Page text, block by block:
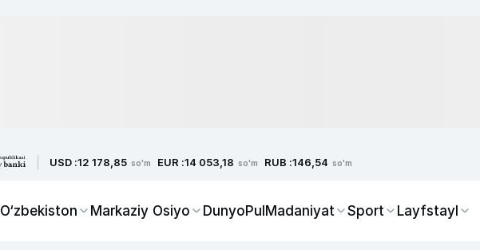
USD :12 178,85 so'm EUR :14 053,18 so'm RUB :146,54 so'm
O‘zbekiston Markaziy Osiyo DunyoPulMadaniyat Sport Layfstayl